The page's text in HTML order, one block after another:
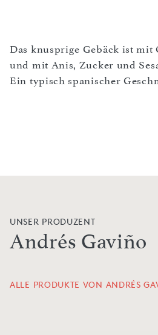
Das knusprige Gebäck ist mit
und mit Anis, Zucker und
Ein typisch spanischer
UNSER PRODUZENT
Andrés Gaviño
ALLE PRODUKTE VON ANDRÉS